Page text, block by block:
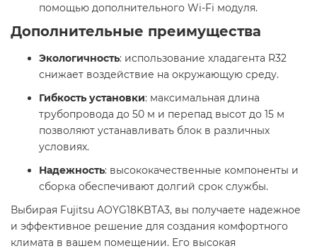
помощью дополнительного Wi-Fi модуля.​
Дополнительные преимущества
Экологичность: использование хладагента R32
снижает воздействие на окружающую среду.​
Гибкость установки: максимальная длина
трубопровода до 50 м и перепад высот до 15 м
позволяют устанавливать блок в различных
условиях.​
Надежность: высококачественные компоненты и
сборка обеспечивают долгий срок службы.​
Выбирая Fujitsu AOYG18KBTA3, вы получаете надежное
и эффективное решение для создания комфортного
климата в вашем помещении. Его высокая